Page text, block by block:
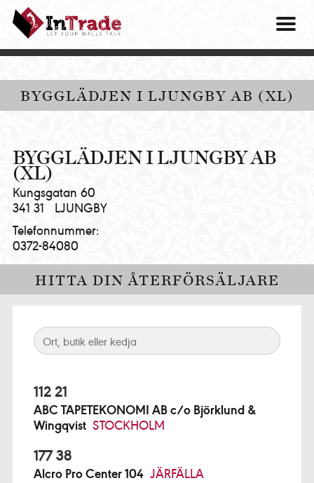
Intrade
ITG
AB
|
your
walls
talk
BYGGLÄDJEN I LJUNGBY AB (XL)
BYGGLÄDJEN I LJUNGBY AB
(XL)
Kungsgatan 60
341 31
LJUNGBY
Telefonnummer:
0372-84080
HITTA DIN ÅTERFÖRSÄLJARE
112 21
ABC TAPETEKONOMI AB c/o Björklund &
Wingqvist STOCKHOLM
177 38
Alcro Pro Center 104 JÄRFÄLLA
OM
VÅRA
HITTA